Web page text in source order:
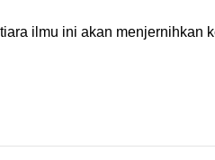
ilmu ini akan